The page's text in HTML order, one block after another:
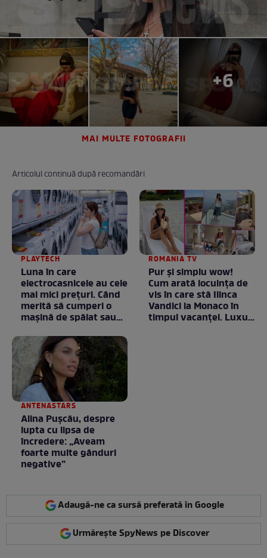
+6
MAI MULTE FOTOGRAFII
Articolul continuă după recomandări
PLAYTECH
Luna în care
electrocasnicele au cele
mai mici prețuri. Când
merită să cumperi o
mașină de spălat sau
ROMANIA TV
Pur și simplu wow!
Cum arată locuința de
vis în care stă Ilinca
Vandici la Monaco în
timpul vacanței. Luxul
ANTENASTARS
Alina Pușcău, despre
lupta cu lipsa de
încredere: „Aveam
foarte multe gânduri
negative”
Adaugă-ne ca sursă preferată în Google
Urmărește SpyNews pe Discover